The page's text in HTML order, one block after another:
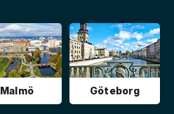
Malmö Göteborg